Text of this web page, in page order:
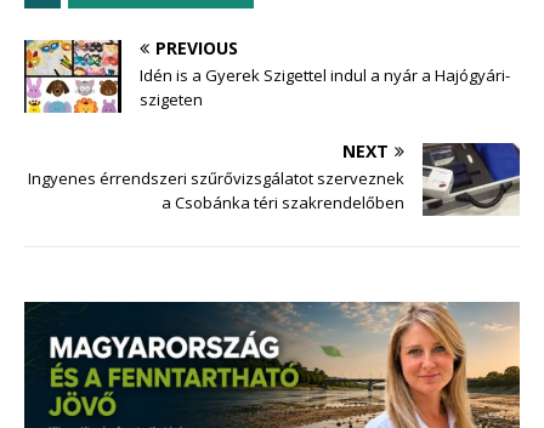
PREVIOUS
Idén is a Gyerek Szigettel indul a nyár a Hajógyári-
szigeten
NEXT
Ingyenes érrendszeri szűrővizsgálatot szerveznek
a Csobánka téri szakrendelőben